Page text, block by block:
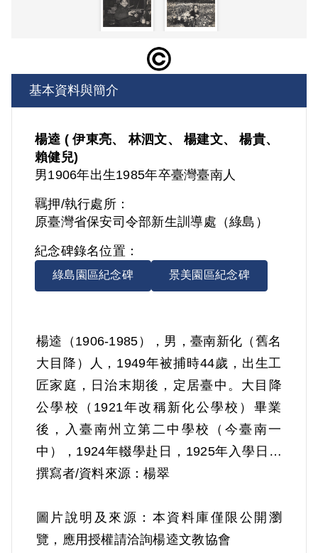
基本資料與簡介
楊逵 ( 伊東亮、 林泗文、 楊建文、 楊貴、
賴健兒)
男1906年出生1985年卒臺灣臺南人
羈押/執行處所：
原臺灣省保安司令部新生訓導處（綠島）
紀念碑錄名位置：
綠島園區紀念碑 景美園區紀念碑
楊逵（1906-1985），男，臺南新化（舊名
大目降）人，1949年被捕時44歲，出生工
匠家庭，日治末期後，定居臺中。大目降
公學校（1921年改稱新化公學校）畢業
後，入臺南州立第二中學校（今臺南一
中），1924年輟學赴日，1925年入學日本
大學專門部文學藝能科夜間部。1927年棄
合，從事社會運動，曾被日警逮捕入獄10
次。1934年，小說〈送報伕〉入選東京
撰寫者/資料來源：楊翠
圖片說明及來源： 本資料庫僅限公開瀏
覽，應用授權請洽詢楊逵文教協會